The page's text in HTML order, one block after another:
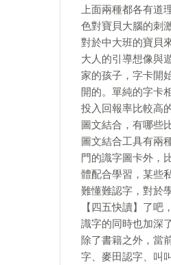
上面兩種都各有道
色對寶貝大腦的刺
對於中大班的寶貝
大人的引導想像與
家的孩子，字卡開
開的。單純的字卡
投入回報率比較高
圖文結合，有哪些
圖文結合工具有兩
門的識字圖卡外，
體配合學習，某些
難懂難認字，對於
【四五快讀】了
識字的同時也加深
除了書籍之外，當
字、麥田認字、叫